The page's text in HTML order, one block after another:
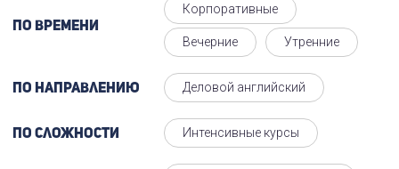
По времени
Корпоративные
Вечерние Утренние
По направлению Деловой английский
По сложности Интенсивные курсы